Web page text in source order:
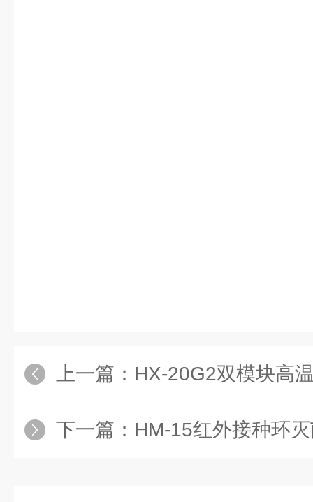
上一篇： HX-20G2双模块高
下一篇： HM-15红外接种环